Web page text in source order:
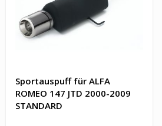
Sportauspuff für ALFA
ROMEO 147 JTD 2000-2009
STANDARD